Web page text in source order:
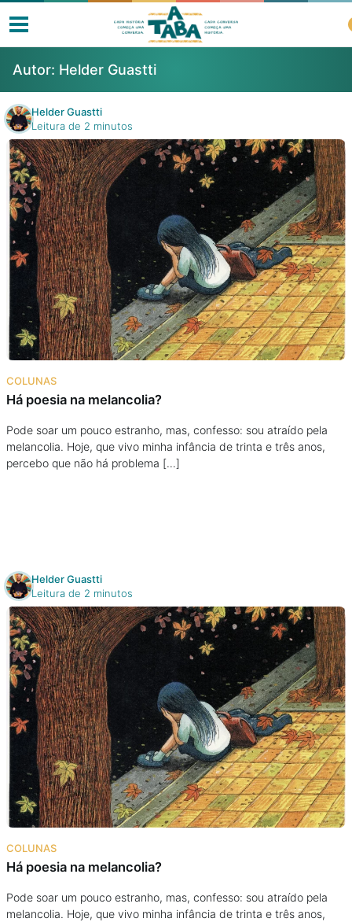
Livros
Resenhas
Clube de Leitores
Listas
Como ler?
Na escola
Na família
Colunas
Cursos On line
E-Books
Eventos
Podcast
Assine
Taba na Escola
Autor: Helder Guastti
Helder Guastti
Leitura de 2 minutos
COLUNAS
Há poesia na melancolia?
Pode soar um pouco estranho, mas, confesso: sou atraído pela
melancolia. Hoje, que vivo minha infância de trinta e três anos,
percebo que não há problema […]
Helder Guastti
Leitura de 2 minutos
COLUNAS
Há poesia na melancolia?
Pode soar um pouco estranho, mas, confesso: sou atraído pela
melancolia. Hoje, que vivo minha infância de trinta e três anos,